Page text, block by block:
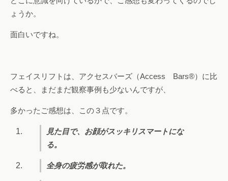
ょうか。
面白いですね。
フェイスリフトは、アクセスバーズ（Access Bars®）に比
べると、まだまだ観察事例も少ないんですが、
多かったご感想は、この３点です。
見た目で、お顔がスッキリスマートにな
る。
全身の疲労感が取れた。